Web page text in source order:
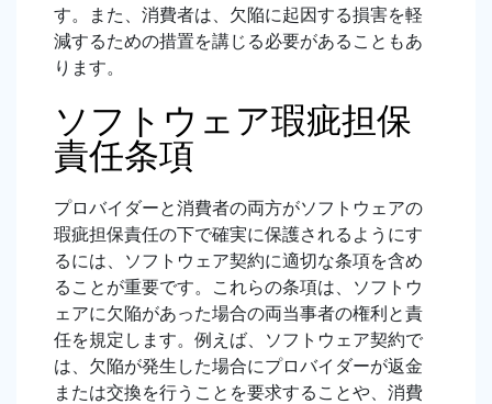
す。また、消費者は、欠陥に起因する損害を軽
減するための措置を講じる必要があることもあ
ります。
ソフトウェア瑕疵担保
責任条項
プロバイダーと消費者の両方がソフトウェアの
瑕疵担保責任の下で確実に保護されるようにす
るには、ソフトウェア契約に適切な条項を含め
ることが重要です。これらの条項は、ソフトウ
ェアに欠陥があった場合の両当事者の権利と責
任を規定します。例えば、ソフトウェア契約で
は、欠陥が発生した場合にプロバイダーが返金
または交換を行うことを要求することや、消費